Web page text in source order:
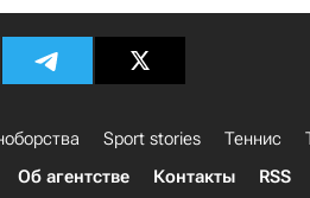
Sport stories Теннис
Об агентстве Контакты RSS